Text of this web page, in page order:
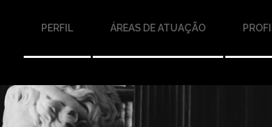
PERFIL ÁREAS DE ATUAÇÃO